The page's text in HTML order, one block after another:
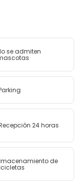
se admiten
24 horas
de